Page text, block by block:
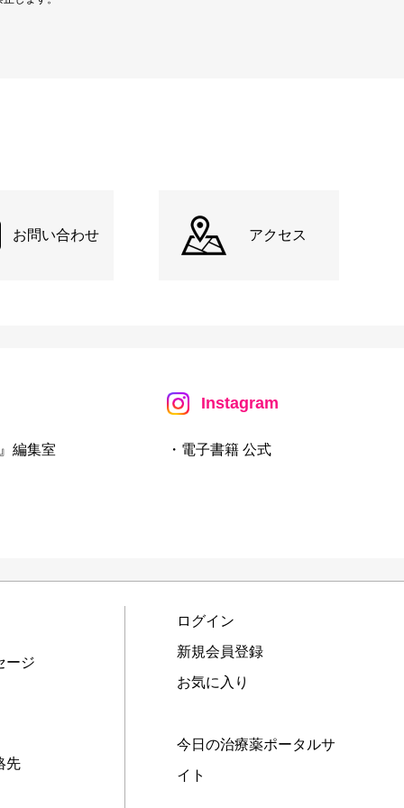
お問い合わせ アクセス
編集室
Instagram
・電子書籍 公式
ージ
先
ログイン
新規会員登録
お気に入り
今日の治療薬ポータルサ
イト